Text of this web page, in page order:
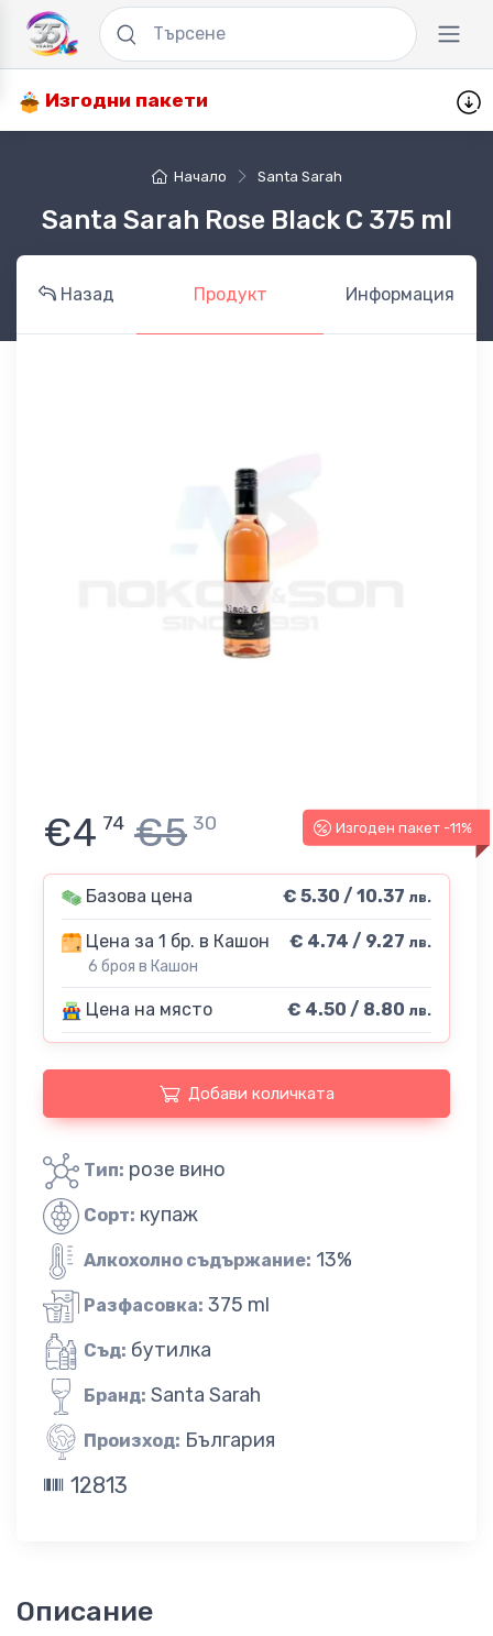
Изгодни пакети
Начало Santa Sarah
Santa Sarah Rose Black C 375 ml
Назад Продукт Информация
Изгоден пакет -11%
€4 74 €5 30
Базова цена € 5.30 / 10.37 лв.
Цена за 1 бр. в Кашон
6 броя в Кашон
€ 4.74 / 9.27 лв.
Цена на място € 4.50 / 8.80 лв.
Добави количката
Тип: розе вино
Сорт: купаж
Алкохолно съдържание: 13%
Разфасовка: 375 ml
Съд: бутилка
Бранд: Santa Sarah
Произход: България
12813
Описание